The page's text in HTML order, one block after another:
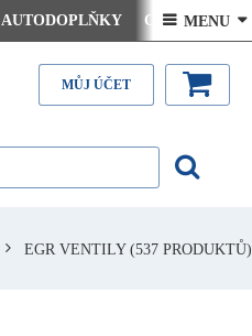
AUTODOPLŇKY Ceny doručení
Články - návody Kontakt
 MENU 
MŮJ ÚČET
EGR VENTILY(537 PRODUKTŮ)